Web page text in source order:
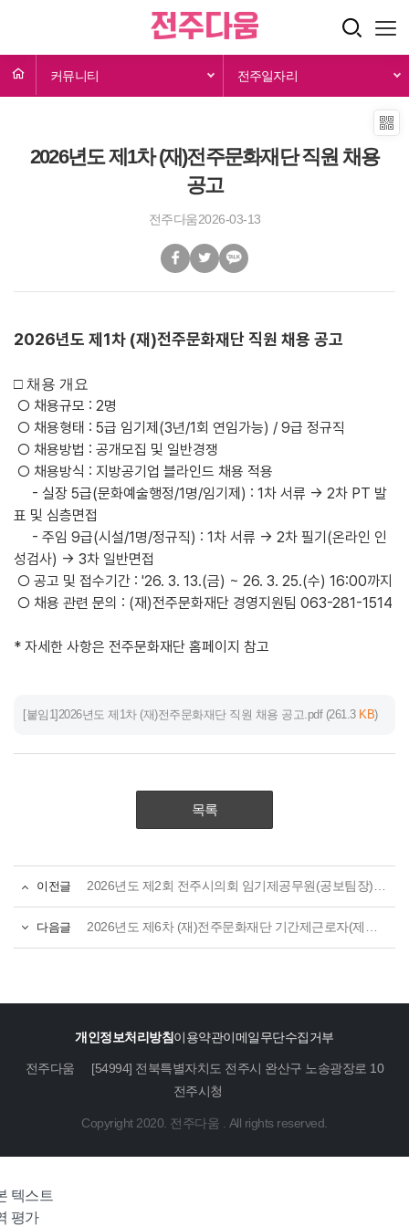
커뮤니티 전주일자리
2026년도 제1차 (재)전주문화재단 직원 채용
공고
전주다움2026-03-13
2026년도 제1차 (재)전주문화재단 직원 채용 공고
□ 채용 개요
○ 채용규모 : 2명
○ 채용형태 : 5급 임기제(3년/1회 연임가능) / 9급 정규직
○ 채용방법 : 공개모집 및 일반경쟁
○ 채용방식 : 지방공기업 블라인드 채용 적용
- 실장 5급(문화예술행정/1명/임기제) : 1차 서류 → 2차 PT 발
표 및 심층면접
- 주임 9급(시설/1명/정규직) : 1차 서류 → 2차 필기(온라인 인
성검사) → 3차 일반면접
○ 공고 및 접수기간 : '26. 3. 13.(금) ~ 26. 3. 25.(수) 16:00까지
○ 채용 관련 문의 : (재)전주문화재단 경영지원팀 063-281-1514
* 자세한 사항은 전주문화재단 홈페이지 참고
[붙임1]2026년도 제1차 (재)전주문화재단 직원 채용 공고.pdf (261.3 KB)
목록
이전글 2026년도 제2회 전주시의회 임기제공무원(공보팀장) 임용시험 공고
다음글 2026년도 제6차 (재)전주문화재단 기간제근로자(제한경쟁/장애전형) 채용 공고
개인정보처리방침이용약관이메일무단수집거부
전주다움
[54994] 전북특별자치도 전주시 완산구 노송광장로 10
전주시청
Copyright 2020. 전주다움 . All rights reserved.
텍스트
평가